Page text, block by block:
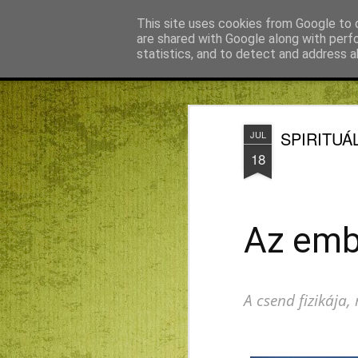
JUL
18
Az
A csend
This site uses cookies from Google to
are shared with Google along with
statistics, and to detect and address
Békefy Lajos